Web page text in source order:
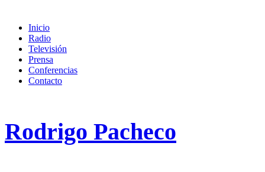
Inicio
Radio
Televisión
Prensa
Conferencias
Contacto
Rodrigo Pacheco